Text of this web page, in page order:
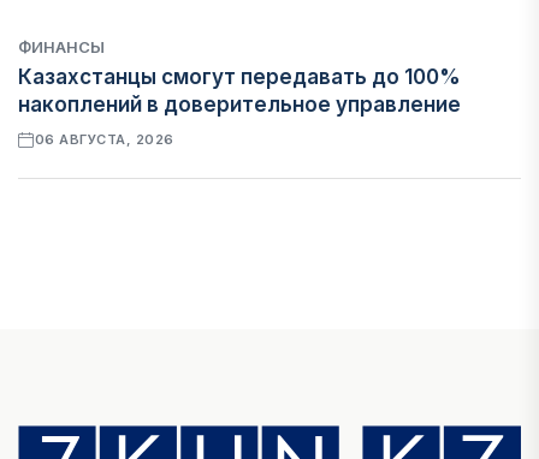
ФИНАНСЫ
Казахстанцы смогут передавать до 100%
накоплений в доверительное управление
06 АВГУСТА, 2026
На что Казахстан потратил больше всего в